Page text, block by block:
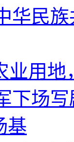
华民
业用
下场
基